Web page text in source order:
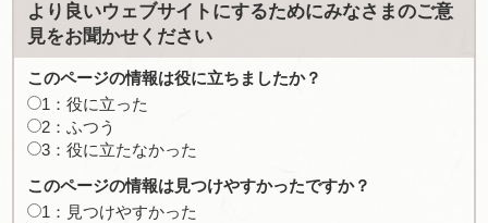
より良いウェブサイトにするためにみなさまのご意
見をお聞かせください
このページの情報は役に立ちましたか？
1：役に立った
2：ふつう
3：役に立たなかった
このページの情報は見つけやすかったですか？
1：見つけやすかった